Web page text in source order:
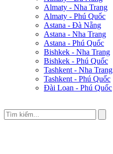
Almaty - Nha Trang
Almaty - Phú Quốc
Astana - Đà Nẵng
Astana - Nha Trang
Astana - Phú Quốc
Bishkek - Nha Trang
Bishkek - Phú Quốc
Tashkent - Nha Trang
Tashkent - Phú Quốc
Đài Loan - Phú Quốc